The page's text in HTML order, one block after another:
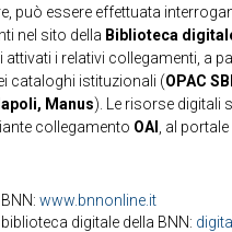
può essere effettuata
nel sito della Biblioteca
i relativi collegamenti, a
cataloghi istituzionali (OPAC
Manus). Le risorse digitali
collegamento OAI , al
www.bnnonline.it
digitale della BNN: